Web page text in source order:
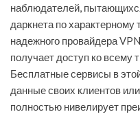
наблюдателей,
даркнета по
надежного провайдера
получает доступ ко всему
Бесплатные сервисы в
данные своих клиентов
полностью нивелирует